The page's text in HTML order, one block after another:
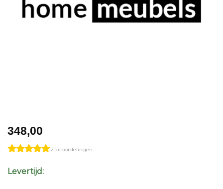
348,00
2 beoordelingen
Levertijd: